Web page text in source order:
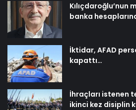
Kılıçdaroğlu’nun
banka
İktidar, AFAD
kapattı…
İhraçları istenen
ikinci kez disiplin